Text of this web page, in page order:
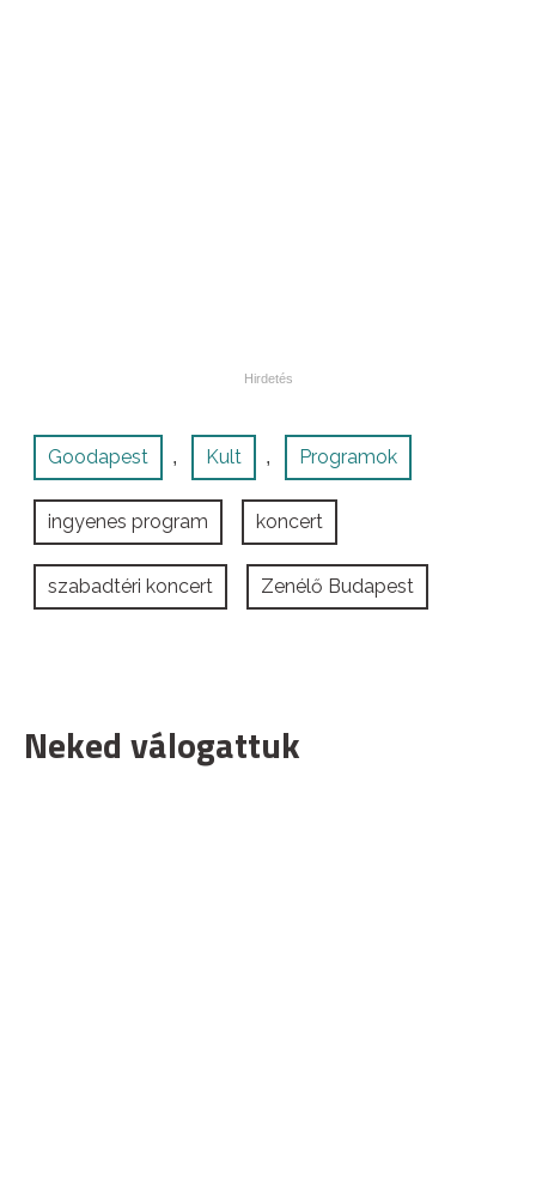
Goodapest , Kult , Programok
ingyenes program koncert
szabadtéri koncert Zenélő Budapest
Neked válogattuk